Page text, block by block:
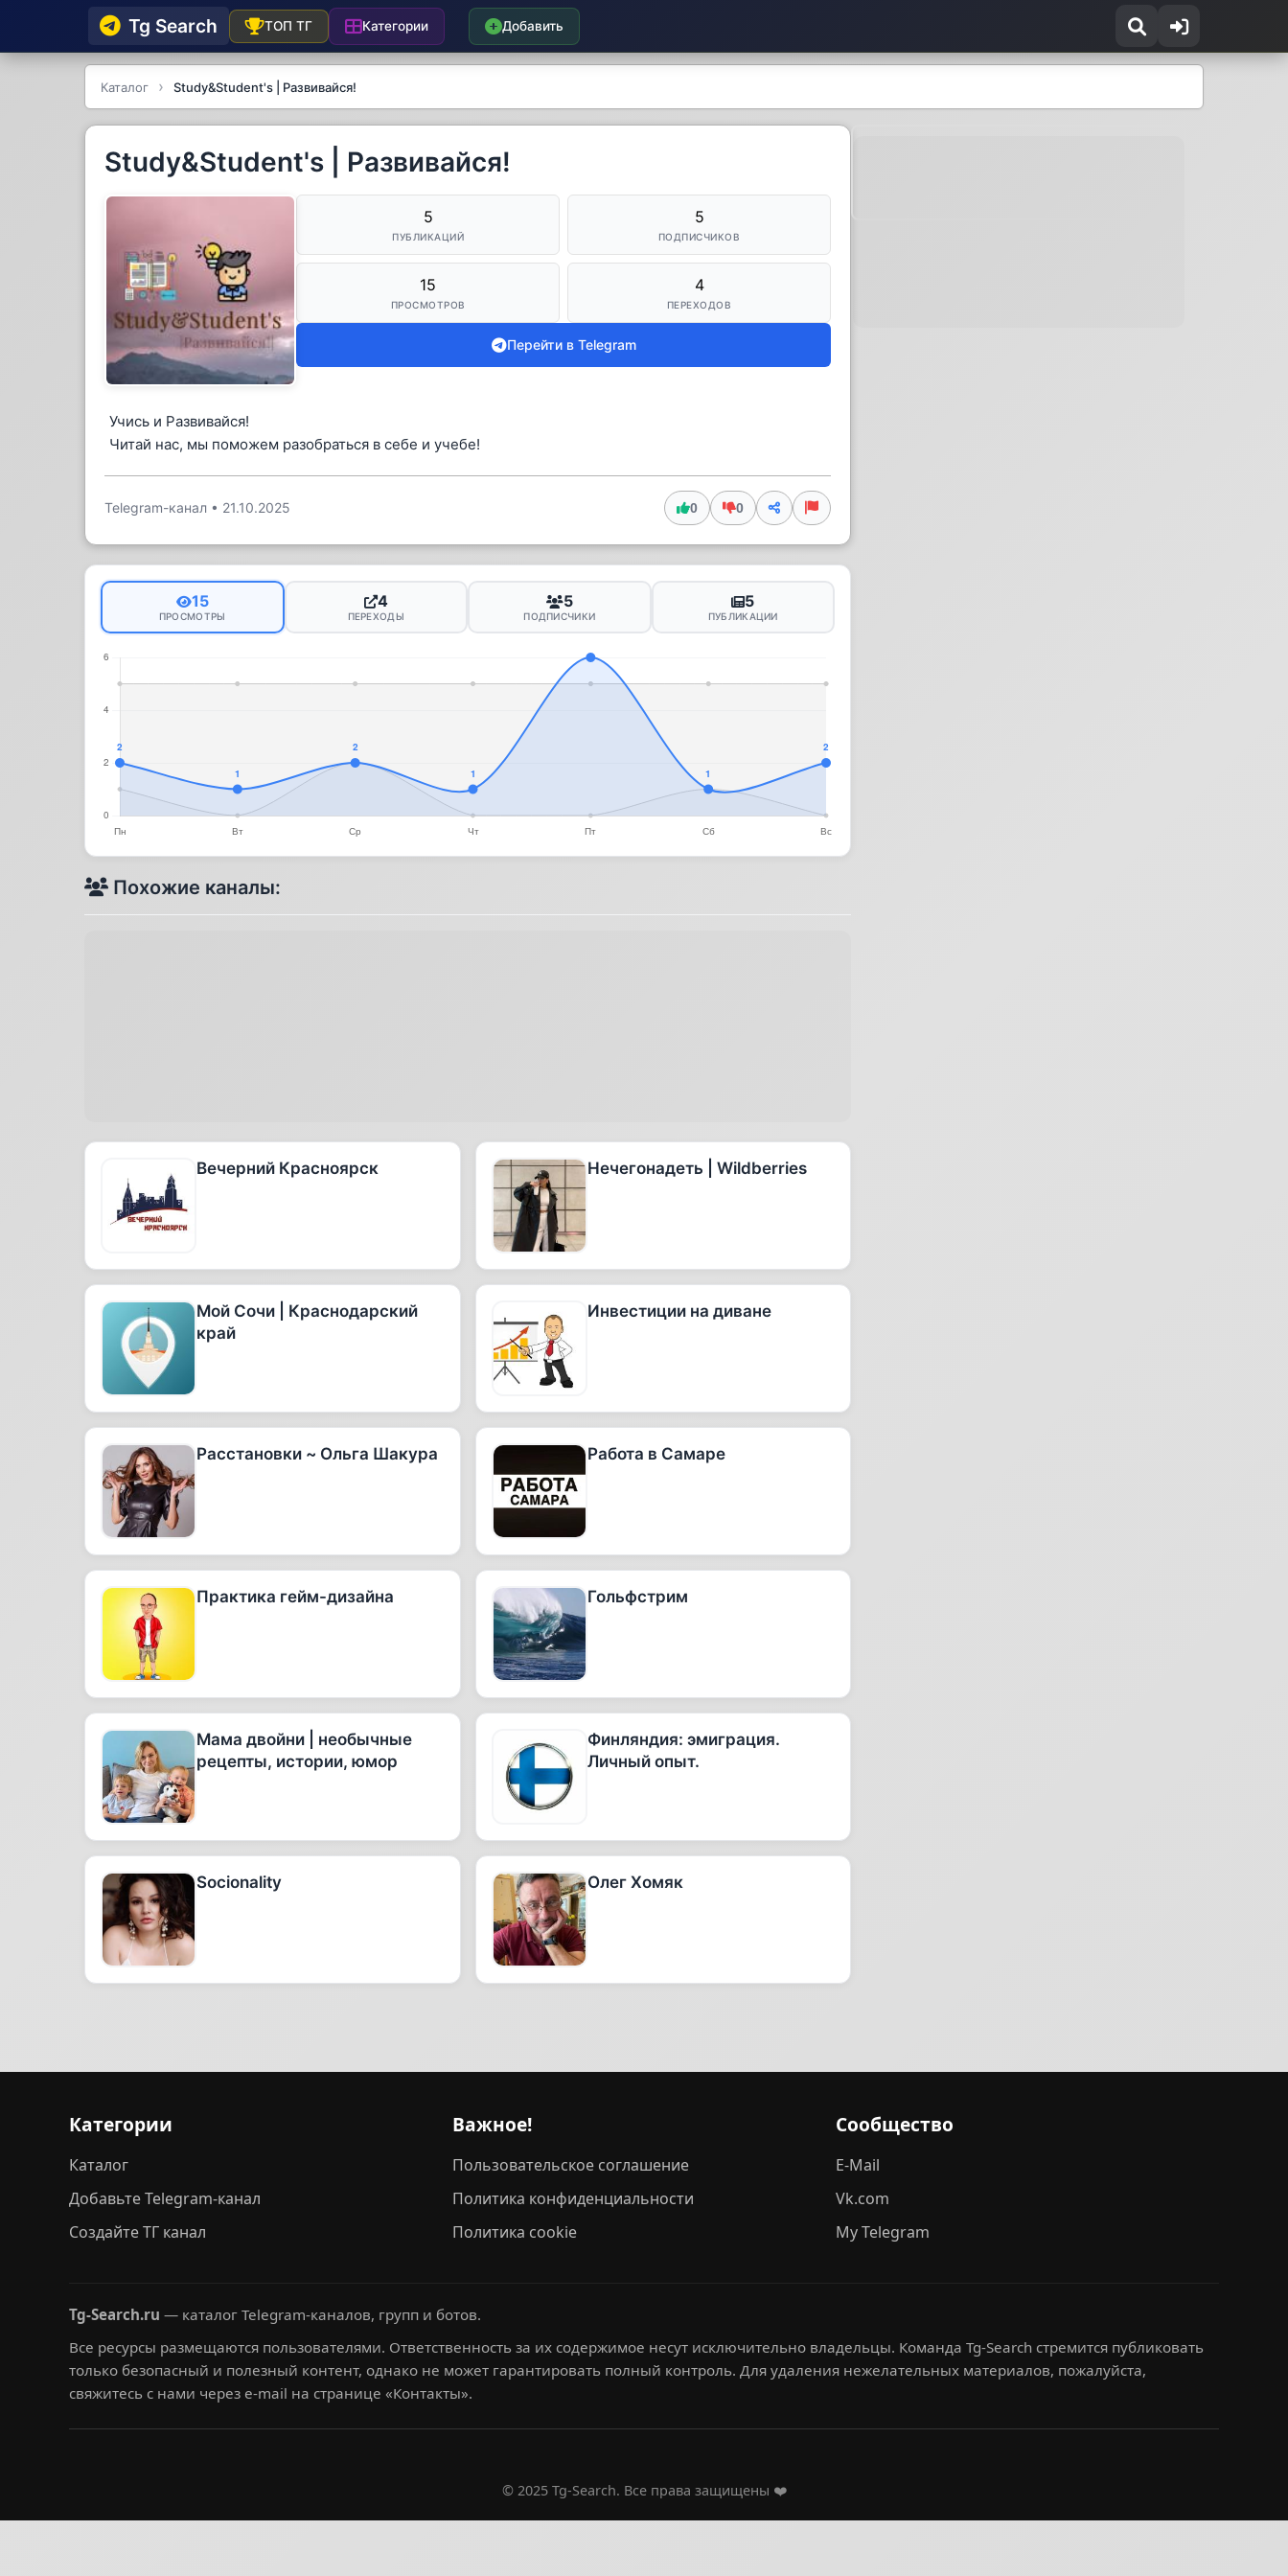
Tg Searсh ТОП ТГ Категории Добавить
Каталог Study&Student's | Развивайся!
Study&Student's | Развивайся!
5
ПУБЛИКАЦИЙ
5
ПОДПИСЧИКОВ
15
ПРОСМОТРОВ
4
ПЕРЕХОДОВ
Перейти в Telegram
Учись и Развивайся!
Читай нас, мы поможем разобраться в себе и учебе!
Telegram-канал • 21.10.2025 0 0
15
ПРОСМОТРЫ
4
ПЕРЕХОДЫ
5
ПОДПИСЧИКИ
5
ПУБЛИКАЦИИ
Похожие каналы:
Вечерний Красноярск Нечегонадеть | Wildberries
Мой Сочи | Краснодарский
край
Инвестиции на диване
Расстановки ~ Ольга Шакура Работа в Самаре
Практика гейм-дизайна Гольфстрим
Мама двойни | необычные
рецепты, истории, юмор
Финляндия: эмиграция.
Личный опыт.
Socionality Олег Хомяк
Категории
Каталог
Добавьте Telegram-канал
Создайте ТГ канал
Важное!
Пользовательское соглашение
Политика конфиденциальности
Политика cookie
Сообщество
E-Mail
Vk.com
My Telegram
Tg-Search.ru — каталог Telegram-каналов, групп и ботов.
Все ресурсы размещаются пользователями. Ответственность за их содержимое несут исключительно владельцы. Команда Tg-Search стремится публиковать
только безопасный и полезный контент, однако не может гарантировать полный контроль. Для удаления нежелательных материалов, пожалуйста,
свяжитесь с нами через e-mail на странице «Контакты».
© 2025 Tg-Search. Все права защищены ❤️